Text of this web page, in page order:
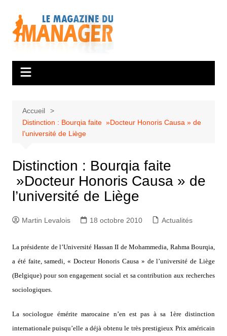
contenu
Accueil
Distinction : Bourqia faite »Docteur Honoris Causa » de
l’université de Liège
Distinction : Bourqia faite
»Docteur Honoris Causa » de
l’université de Liège
Martin Levalois 18 octobre 2010 Actualités
La présidente de l’Université Hassan II de Mohammedia, Rahma Bourqia,
a été faite, samedi, « Docteur Honoris Causa » de l’université de Liège
(Belgique) pour son engagement social et sa contribution aux recherches
sociologiques.
La sociologue émérite marocaine n’en est pas à sa 1ère distinction
internationale puisqu’elle a déjà obtenu le très prestigieux Prix américain